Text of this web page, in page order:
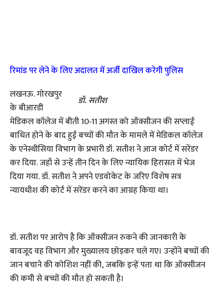
रिमांड पर लेने के लिए अदालत में अर्जी दाखिल करेगी पुलिस
डॉ. सतीश
लखनऊ. गोरखपुर
के बीआरडी
मेडिकल कॉलेज में बीती 10-11 अगस्त को ऑक्सीजन की सप्लाई
बाधित होने के बाद हुई बच्चों की मौत के मामले में मेडिकल कॉलेज
के एनेस्थीसिया विभाग के प्रभारी डॉ. सतीश ने आज कोर्ट में सरेंडर
कर दिया. जहाँ से उन्हें तीन दिन के लिए न्यायिक हिरासत में भेज
दिया गया. डॉ. सतीश ने अपने एडवोकेट के जरिए विशेष सत्र
न्यायधीश की कोर्ट में सरेंडर करने का आग्रह किया था।
डॉ. सतीश पर आरोप है कि ऑक्सीजन रुकने की जानकारी के
बावजूद वह विभाग और मुख्यालय छोड़कर चले गए। उन्होंने बच्चों की
जान बचाने की कोशिश नहीं की, जबकि इन्हें पता था कि ऑक्सीजन
की कमी से बच्चों की मौत हो सकती है।